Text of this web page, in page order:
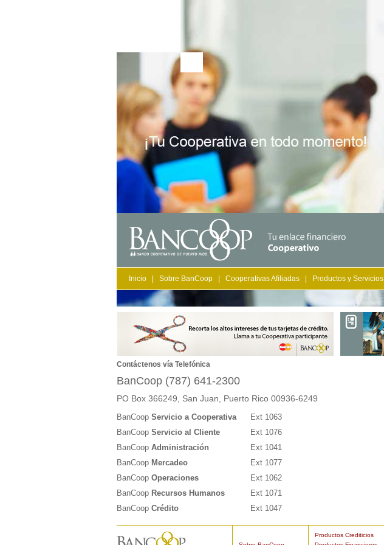
Inicio Sobre BanCoop Cooperativas Afiliadas Productos y Servicios
Contáctenos vía Telefónica
BanCoop (787) 641-2300
PO Box 366249, San Juan, Puerto Rico 00936-6249
BanCoop Servicio a Cooperativa
Ext 1063
BanCoop Servicio al Cliente
Ext 1076
BanCoop Administración
Ext 1041
BanCoop Mercadeo
Ext 1077
BanCoop Operaciones
Ext 1062
BanCoop Recursos Humanos
Ext 1071
BanCoop Crédito Ext 1047
Productos Crediticios